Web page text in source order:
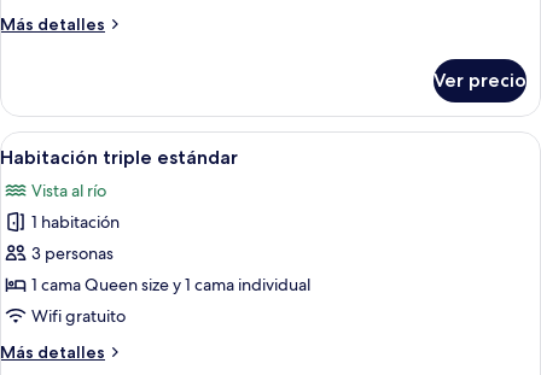
Más detalles
Más
estudio
familiar
Ver precio
Abrir
todas
las
fotos
de
Habitación
triple
Cortinas blackout, tabla de planchar
1
Habitación triple estándar
Vista al río
1 habitación
3 personas
1 cama Queen size y 1 cama individual
Wifi gratuito
Más detalles
Más